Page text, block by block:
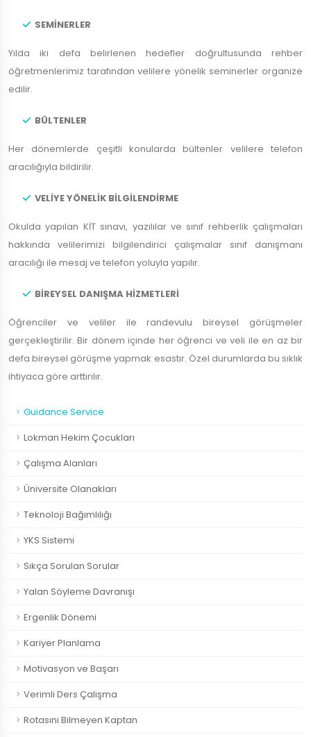
Guidance Service
Lokman Hekim Çocukları
Çalışma Alanları
Üniversite OIanakları
Teknoloji Bağımlılığı
YKS Sistemi
Sıkça Sorulan Sorular
Yalan Söyleme Davranışı
Ergenlik Dönemi
Kariyer Planlama
Motivasyon ve Başarı
Verimli Ders Çalışma
Rotasını Bilmeyen Kaptan
SEMİNERLER
Yılda iki defa belirlenen hedefler doğrultusunda rehber
öğretmenlerimiz tarafından velilere yönelik seminerler organize
edilir.
BÜLTENLER
Her dönemlerde çeşitli konularda bültenler velilere telefon
aracılığıyla bildirilir.
VELİYE YÖNELİK BİLGİLENDİRME
Okulda yapılan KİT sınavı, yazılılar ve sınıf rehberlik çalışmaları
hakkında velilerimizi bilgilendirici çalışmalar sınıf danışmanı
aracılığı ile mesaj ve telefon yoluyla yapılır.
BİREYSEL DANIŞMA HİZMETLERİ
Öğrenciler ve veliler ile randevulu bireysel görüşmeler
gerçekleştirilir. Bir dönem içinde her öğrenci ve veli ile en az bir
defa bireysel görüşme yapmak esastır. Özel durumlarda bu sıklık
ihtiyaca göre arttırılır.